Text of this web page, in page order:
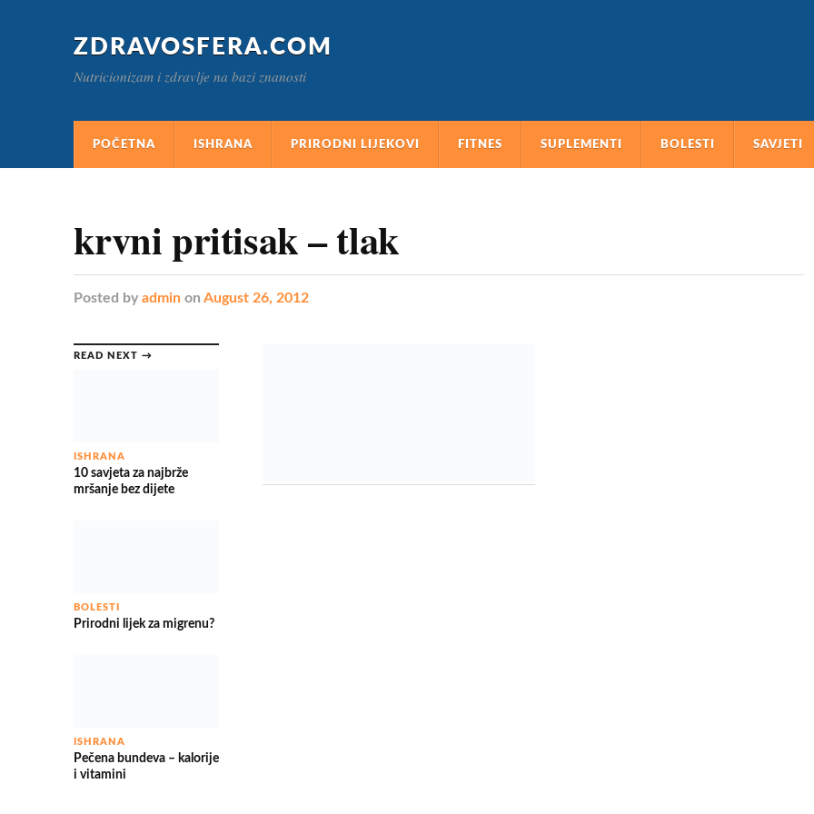
ZDRAVOSFERA.COM
Nutricionizam i zdravlje na bazi znanosti
POČETNA ISHRANA PRIRODNI LIJEKOVI FITNES SUPLEMENTI BOLESTI SAVJETI
krvni pritisak – tlak
Posted by admin on August 26, 2012
READ NEXT →
ISHRANA
10 savjeta za najbrže
mršanje bez dijete
BOLESTI
Prirodni lijek za migrenu?
ISHRANA
Pečena bundeva – kalorije
i vitamini